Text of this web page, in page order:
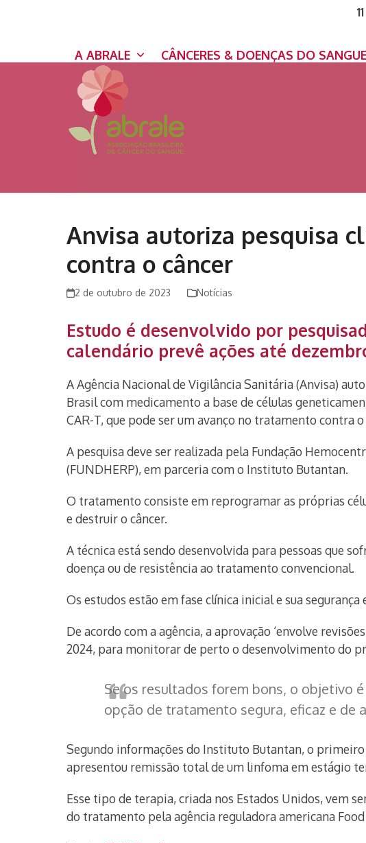
A ABRALE CÂNCERES & DOENÇAS DO SANGUE
Anvisa autoriza pesquisa
contra o câncer
2 de outubro de 2023 Notícias
Estudo é desenvolvido por
calendário prevê ações até
A Agência Nacional de Vigilância Sanitária (Anvisa)
Brasil com medicamento a base de células
CAR-T, que pode ser um avanço no tratamento contra o
A pesquisa deve ser realizada pela Fundação
(FUNDHERP), em parceria com o Instituto Butantan.
O tratamento consiste em reprogramar as próprias
e destruir o câncer.
A técnica está sendo desenvolvida para pessoas que
doença ou de resistência ao tratamento convencional.
Os estudos estão em fase clínica inicial e sua
De acordo com a agência, a aprovação ‘envolve
2024, para monitorar de perto o desenvolvimento do
Se os resultados forem bons, o objetivo
opção de tratamento segura, eficaz e de
Segundo informações do Instituto Butantan, o
apresentou remissão total de um linfoma em estágio
Esse tipo de terapia, criada nos Estados Unidos, vem
do tratamento pela agência reguladora americana